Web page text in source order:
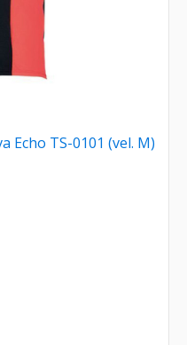
Echo TS-0101 (vel. M)